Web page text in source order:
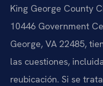
King George County
10446 Government
George, VA 22485,
las cuestiones,
reubicación. Si se